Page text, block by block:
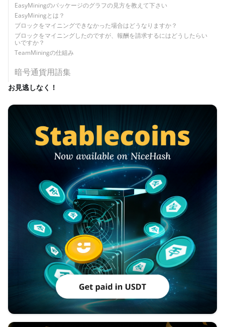
EasyMiningのパッケージのグラフの見方を教えて下さい
EasyMiningとは？
ブロックをマイニングできなかった場合はどうなりますか？
ブロックをマイニングしたのですが、報酬を請求するにはどうしたらい
いですか？
TeamMiningの仕組み
暗号通貨用語集
お見逃しなく！